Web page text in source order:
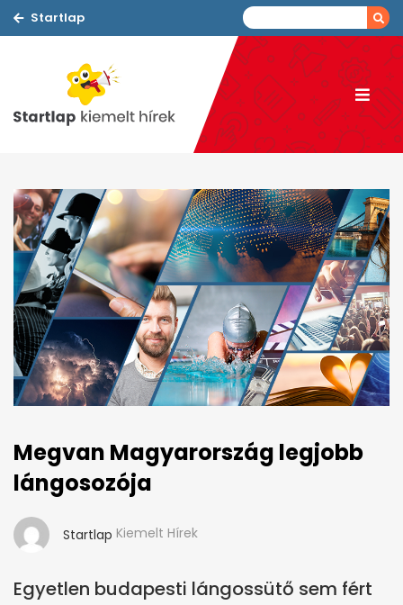
Startlap
Megvan Magyarország legjobb
lángosozója
Startlap Kiemelt Hírek
Egyetlen budapesti lángossütő sem fért